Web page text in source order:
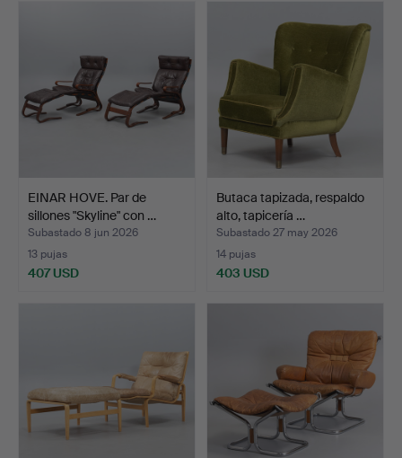
EINAR HOVE. Par de
sillones "Skyline" con …
Subastado 8 jun 2026
13 pujas
407 USD
Butaca tapizada, respaldo
alto, tapicería …
Subastado 27 may 2026
14 pujas
403 USD